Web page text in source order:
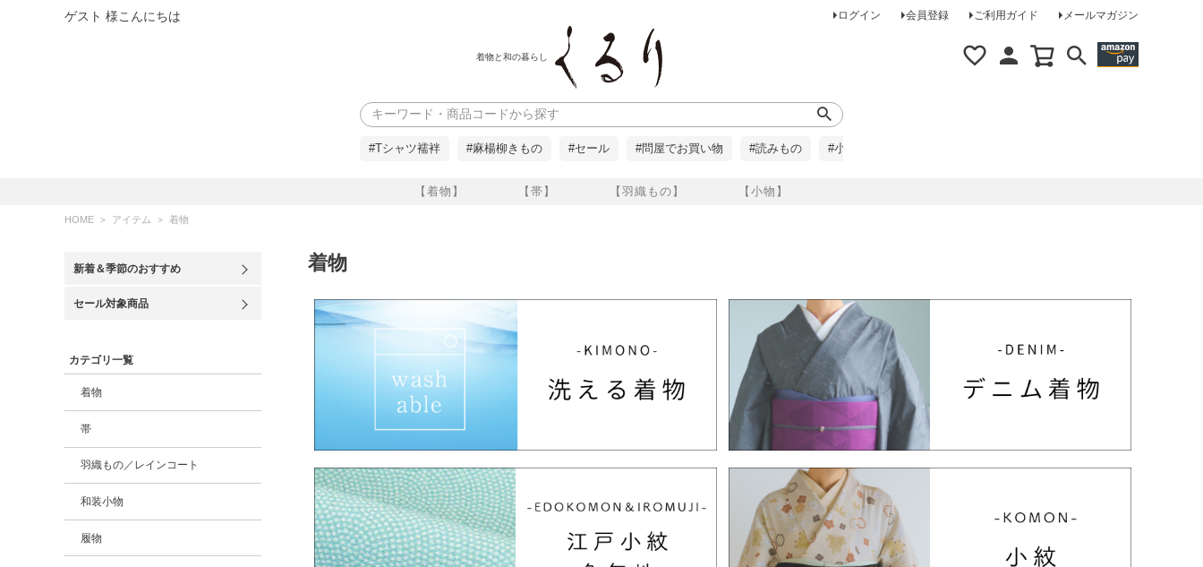
ゲスト 様こんにちは ログイン 会員登録 ご利用ガイド メールマガジン
着物と和の暮らし
【着物】 【帯】 【羽織もの】 【小物】
検索
#Tシャツ襦袢 #麻楊柳きもの #セール #問屋でお買い物 #読みもの #小柄な方に
HOME アイテム 着物
新着＆季節のおすすめ
セール対象商品
カテゴリ一覧
着物
帯
羽織もの／レインコート
和装小物
履物
着物